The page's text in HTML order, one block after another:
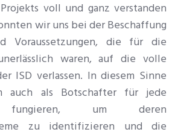
voll und ganz verstanden
wir uns bei der Beschaffung
Voraussetzungen, die für die
waren, auf die volle
ISD verlassen. In diesem Sinne
auch als Botschafter für jede
fungieren, um deren
zu identifizieren und die